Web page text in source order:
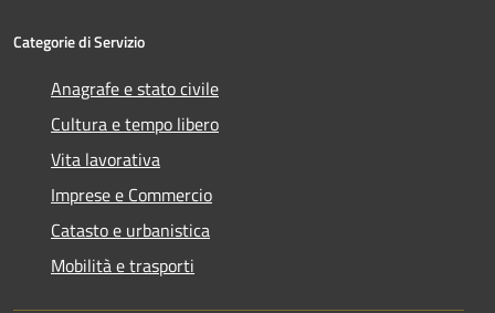
Categorie di Servizio
Anagrafe e stato civile
Cultura e tempo libero
Vita lavorativa
Imprese e Commercio
Catasto e urbanistica
Mobilità e trasporti